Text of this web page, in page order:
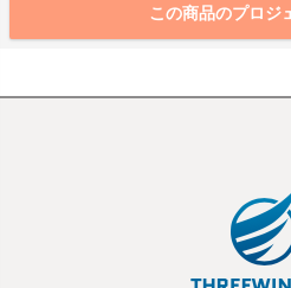
この商品のプロジ